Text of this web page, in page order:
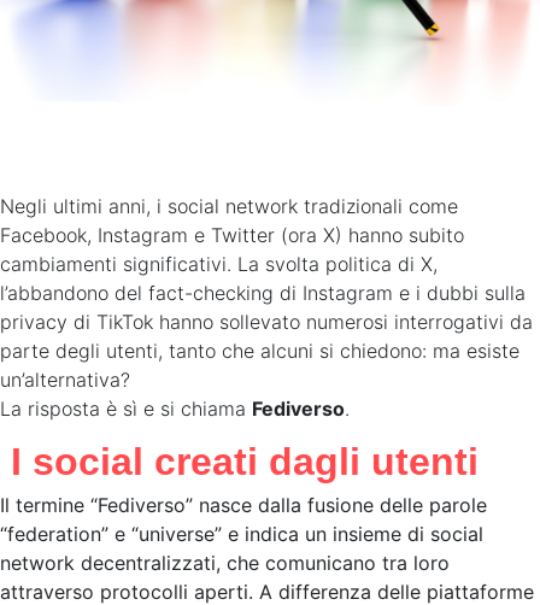
Negli ultimi anni, i social network tradizionali come
Facebook, Instagram e Twitter (ora X) hanno subito
cambiamenti significativi. La svolta politica di X,
l’abbandono del fact-checking di Instagram e i dubbi sulla
privacy di TikTok hanno sollevato numerosi interrogativi da
parte degli utenti, tanto che alcuni si chiedono: ma esiste
un’alternativa?
La risposta è sì e si chiama Fediverso.
I social creati dagli utenti
Il termine “Fediverso” nasce dalla fusione delle parole
“federation” e “universe” e indica un insieme di social
network decentralizzati, che comunicano tra loro
attraverso protocolli aperti. A differenza delle piattaforme